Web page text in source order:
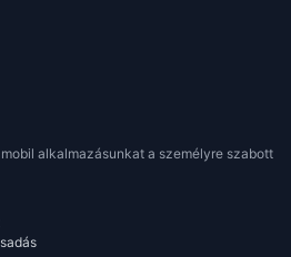
alkalmazásunkat a személyre szabott